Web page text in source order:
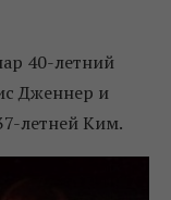
40-летний
Дженнер и
летней Ким.